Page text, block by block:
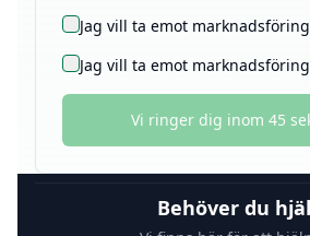
Jag vill ta emot
Jag vill ta emot marknadsföring
Vi ringer dig inom 45
Behöver du